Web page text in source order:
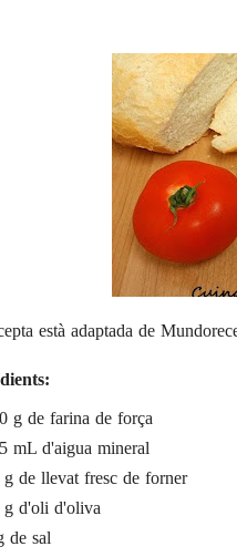
està adaptada de
g de farina de força
mL d'aigua mineral
g de llevat fresc de forner
g d'oli d'oliva
de sal